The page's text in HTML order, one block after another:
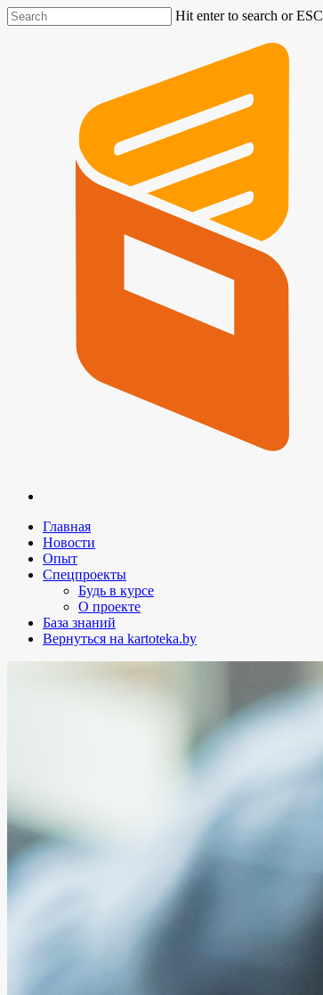
Hit enter to search or
Главная
Новости
Опыт
Спецпроекты
Будь в курсе
О проекте
База знаний
Вернуться на kartoteka.by